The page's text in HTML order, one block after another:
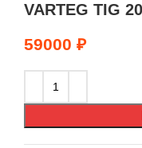
VARTEG TIG
59000 ₽